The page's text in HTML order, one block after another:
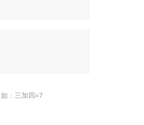
：三加四=7